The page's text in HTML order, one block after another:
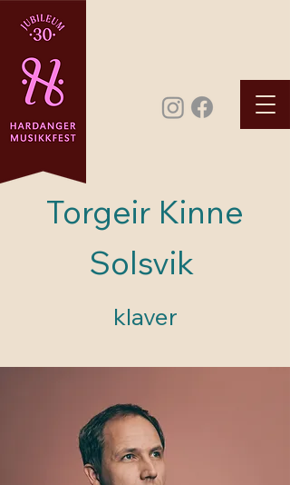
Torgeir Kinne
Solsvik
klaver